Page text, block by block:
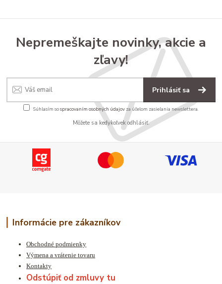
Nepremeškajte novinky, akcie a
zľavy!
Prihlásiť sa
Súhlasím sospracovaním osobných údajov za účelom zasielania newslettera.
Môžete sa kedykoľvek odhlásiť.
Informácie pre zákazníkov
Obchodné podmienky
Výmena a vrátenie tovaru
Kontakty
Odstúpiť od zmluvy tu